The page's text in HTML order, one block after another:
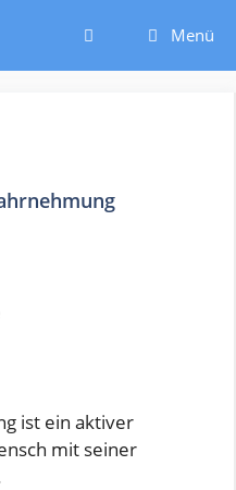
Menü
ist ein aktiver
mit seiner